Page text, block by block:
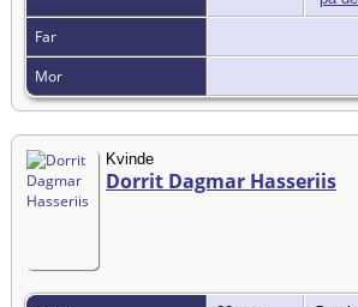
Far
Mor
Kvinde
Dorrit Dagmar Hasseriis